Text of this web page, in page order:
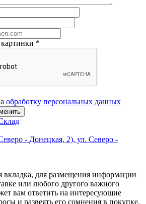
*
обработку персональных данных
- Донецкая, 2), ул. Северо -
вкладка, для размещения информации
или любого другого важного
вам ответить на интересующие
и развеять его сомнения в покупке.